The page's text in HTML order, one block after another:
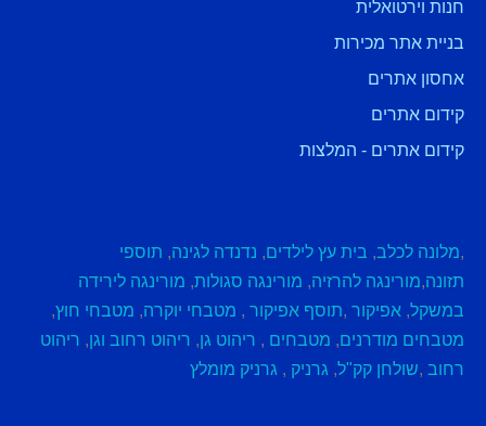
חנות וירטואלית
בניית אתר מכירות
אחסון אתרים
קידום אתרים
קידום אתרים - המלצות
,מלונה לכלב, בית עץ לילדים, נדנדה לגינה, תוספי
תזונה,מורינגה להרזיה, מורינגה סגולות, מורינגה לירידה
במשקל, אפיקור ,תוסף אפיקור , מטבחי יוקרה, מטבחי חוץ,
מטבחים מודרנים, מטבחים , ריהוט גן, ריהוט רחוב וגן, ריהוט
רחוב ,שולחן קק"ל, גרניק , גרניק מומלץ